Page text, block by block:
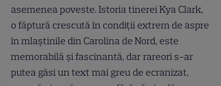
asemenea poveste. Istoria tinerei Kya Clark,
o făptură crescută în condiții extrem de aspre
în mlaștinile din Carolina de Nord, este
memorabilă și fascinantă, dar rareori s-ar
putea găsi un text mai greu de ecranizat,